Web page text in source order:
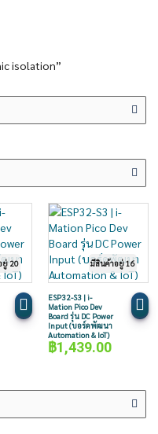
isolation”
ยู่ 20
ESP32-S3 | i-
Mation Pico Dev
Board รุ่น DC Power
Input (บอร์ดพัฒนา
Automation & IoT)
฿1,439.00
มีสินค้าอยู่ 16